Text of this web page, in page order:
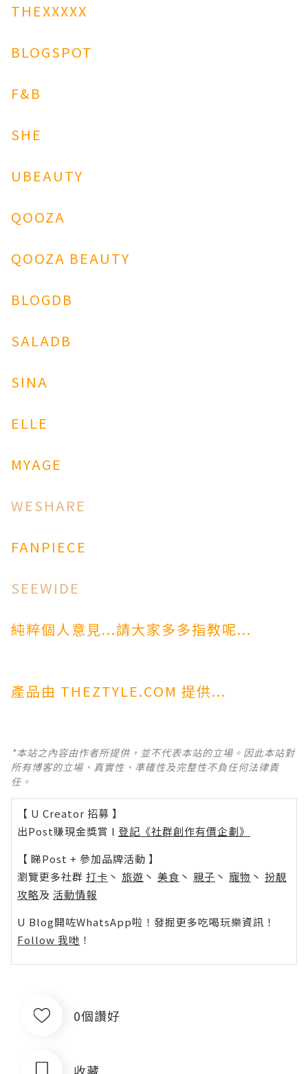
THEXXXXX
BLOGSPOT
F&B
SHE
UBEAUTY
QOOZA
QOOZA BEAUTY
BLOGDB
SALADB
SINA
ELLE
MYAGE
WESHARE
FANPIECE
SEEWIDE
純粹個人意見...請大家多多指教呢...
產品由 THEZTYLE.COM 提供...
*本站之內容由作者所提供，並不代表本站的立場。因此本站對
所有博客的立場、真實性、準確性及完整性不負任何法律責
任。
【 U Creator 招募 】
出Post賺現金獎賞 l 登記《社群創作有價企劃》
【 睇Post + 參加品牌活動 】
瀏覽更多社群 打卡 丶 旅遊 丶 美食 丶 親子 丶 寵物 丶 扮靚
攻略及 活動情報
U Blog開咗WhatsApp啦！發掘更多吃喝玩樂資訊！
Follow 我哋 ！
0個讚好
收藏